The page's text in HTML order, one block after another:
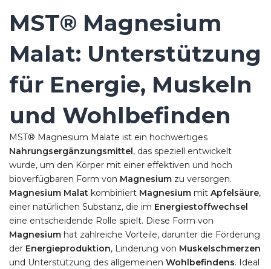
MST® Magnesium
Malat: Unterstützung
für Energie, Muskeln
und Wohlbefinden
MST® Magnesium Malate ist ein hochwertiges
Nahrungsergänzungsmittel, das speziell entwickelt
wurde, um den Körper mit einer effektiven und hoch
bioverfügbaren Form von Magnesium zu versorgen.
Magnesium Malat kombiniert Magnesium mit Apfelsäure,
einer natürlichen Substanz, die im Energiestoffwechsel
eine entscheidende Rolle spielt. Diese Form von
Magnesium hat zahlreiche Vorteile, darunter die Förderung
der Energieproduktion, Linderung von Muskelschmerzen
und Unterstützung des allgemeinen Wohlbefindens. Ideal